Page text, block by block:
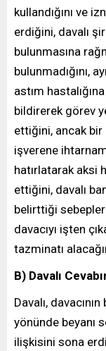
kullandığını ve
erdiğini, davalı
bulunmasına
bulunmadığını,
astım
bildirerek görev
ettiğini, ancak bir
işverene
hatırlatarak aksi
ettiğini, davalı
belirttiği
davacıyı işten
tazminatı
B) Davalı
Davalı,
yönünde beyanı
ilişkisini sona